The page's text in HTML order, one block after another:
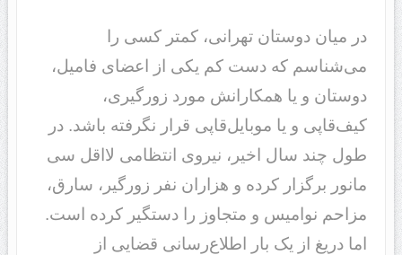
در میان دوستان تهرانی، کمتر کسی را
می‌شناسم که دست کم یکی از اعضای فامیل،
دوستان و یا همکارانش مورد زورگیری،
کیف‌قاپی و یا موبایل‌قاپی قرار نگرفته باشد. در
طول چند سال اخیر، نیروی انتظامی لااقل سی
مانور برگزار کرده و هزاران نفر زورگیر، سارق،
مزاحم نوامیس و متجاوز را دستگیر کرده است.
اما دریغ از یک بار اطلاع‌رسانی قضایی از